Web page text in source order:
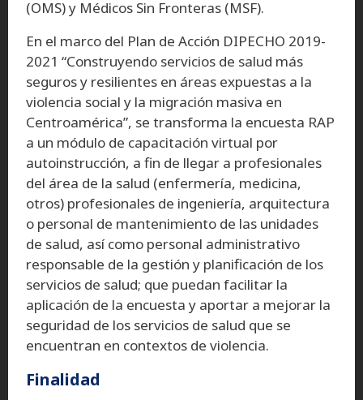
(OMS) y Médicos Sin Fronteras (MSF).
En el marco del Plan de Acción DIPECHO 2019-
2021 “Construyendo servicios de salud más
seguros y resilientes en áreas expuestas a la
violencia social y la migración masiva en
Centroamérica”, se transforma la encuesta RAP
a un módulo de capacitación virtual por
autoinstrucción, a fin de llegar a profesionales
del área de la salud (enfermería, medicina,
otros) profesionales de ingeniería, arquitectura
o personal de mantenimiento de las unidades
de salud, así como personal administrativo
responsable de la gestión y planificación de los
servicios de salud; que puedan facilitar la
aplicación de la encuesta y aportar a mejorar la
seguridad de los servicios de salud que se
encuentran en contextos de violencia.
Finalidad